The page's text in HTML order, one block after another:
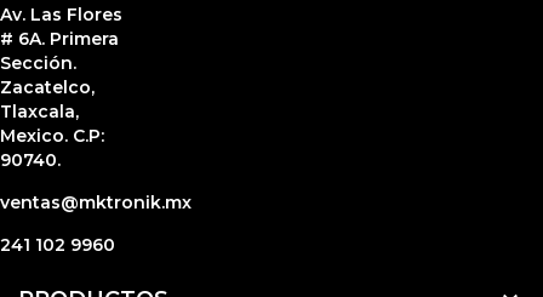
Av. Las Flores
# 6A. Primera
Sección.
Zacatelco,
Tlaxcala,
Mexico. C.P:
90740.
ventas@mktronik.mx
241 102 9960